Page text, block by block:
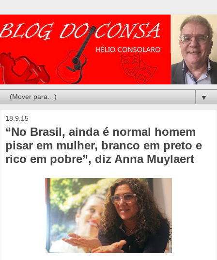
▼
18.9.15
“No Brasil, ainda é normal homem
pisar em mulher, branco em preto e
rico em pobre”, diz Anna Muylaert